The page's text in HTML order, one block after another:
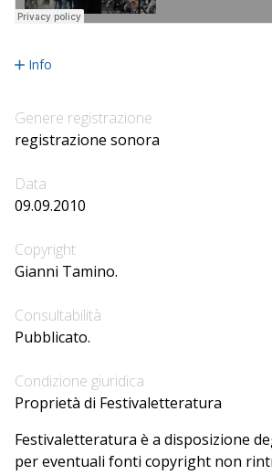
Info
Genere registrazione
registrazione sonora
Data
09.09.2010
Copyright
Gianni Tamino.
Consultabilità
Pubblicato.
Condizione giuridica
Proprietà di Festivaletteratura
Festivaletteratura è a disposizione
per eventuali fonti copyright non